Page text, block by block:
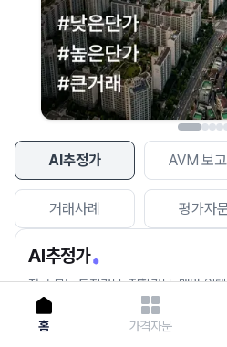
AI추정가 AVM 보
거래사례 평가자
AI추정가
전국 모든 토지건물, 집합건물, 매월 업
세요.
홈 가격자문